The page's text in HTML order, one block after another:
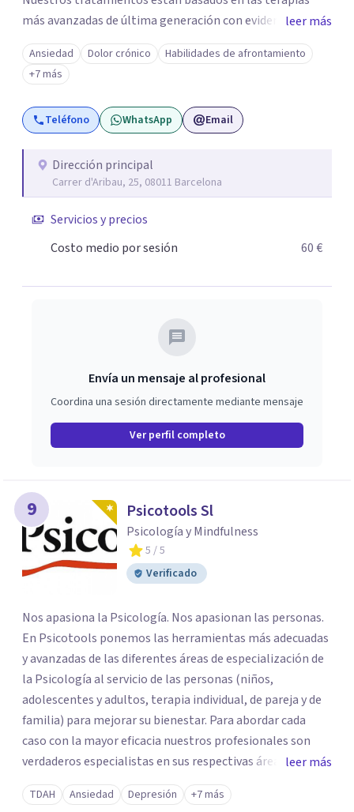
más avanzadas de última generación con evidencia
científica y con las técnicas más efectivas. Somos un
centro de referencia en los trastornos de ansiedad y
fobias, nuestro equipo ha desarrollado una terapia muy
innovadora y altamente efectiva para trabajar los
trastornos de ansiedad y fobias, integrando en la terapia
Hipnosis Clínica.
leer más
Ansiedad Dolor crónico
Habilidades de afrontamiento
+7 más
Teléfono WhatsApp Email
Dirección principal
Carrer d'Aribau, 25, 08011 Barcelona
Servicios y precios
Costo medio por sesión
60 €
Envía un mensaje al profesional
Coordina una sesión directamente mediante mensaje
Ver perfil completo
9 Psicotools Sl
Psicología y Mindfulness
5 / 5
Verificado
Nos apasiona la Psicología. Nos apasionan las personas.
En Psicotools ponemos las herramientas más adecuadas
y avanzadas de las diferentes áreas de especialización de
la Psicología al servicio de las personas (niños,
adolescentes y adultos, terapia individual, de pareja y de
familia) para mejorar su bienestar. Para abordar cada
caso con la mayor eficacia nuestros profesionales son
verdaderos especialistas en sus respectivas áreas y se
mantienen al día de las últimas novedades y avances
científicos, lo que les permite aplicar los tratamientos y
leer más
TDAH Ansiedad Depresión +7 más